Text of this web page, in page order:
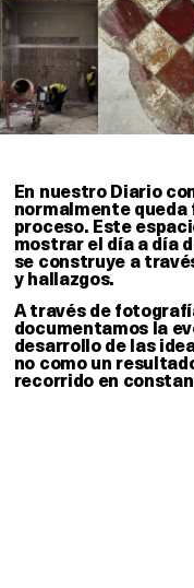
En nuestro Diario
normalmente queda
proceso. Este
mostrar el día a día
se construye a
y hallazgos.
A través de
documentamos la
desarrollo de las
no como un
recorrido en